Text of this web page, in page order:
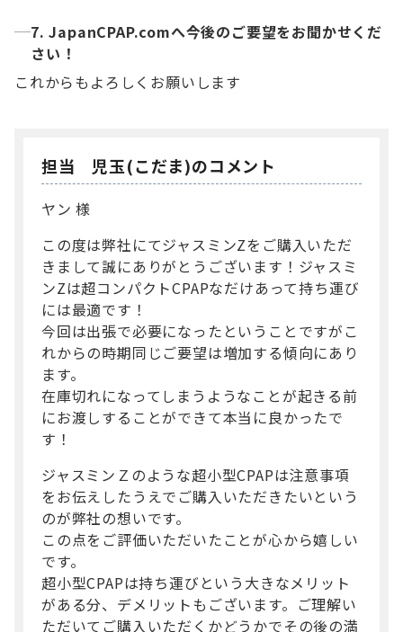
7. JapanCPAP.comへ今後のご要望をお聞かせくだ
さい！
これからもよろしくお願いします
担当 児玉(こだま)のコメント
ヤン 様
この度は弊社にてジャスミンZをご購入いただ
きまして誠にありがとうございます！ジャスミ
ンZは超コンパクトCPAPなだけあって持ち運び
には最適です！
今回は出張で必要になったということですがこ
れからの時期同じご要望は増加する傾向にあり
ます。
在庫切れになってしまうようなことが起きる前
にお渡しすることができて本当に良かったで
す！
ジャスミンＺのような超小型CPAPは注意事項
をお伝えしたうえでご購入いただきたいという
のが弊社の想いです。
この点をご評価いただいたことが心から嬉しい
です。
超小型CPAPは持ち運びという大きなメリット
がある分、デメリットもございます。ご理解い
ただいてご購入いただくかどうかでその後の満